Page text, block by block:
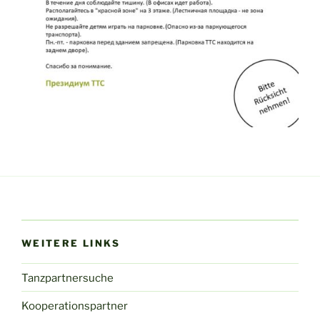
WEITERE LINKS
Tanzpartnersuche
Kooperationspartner